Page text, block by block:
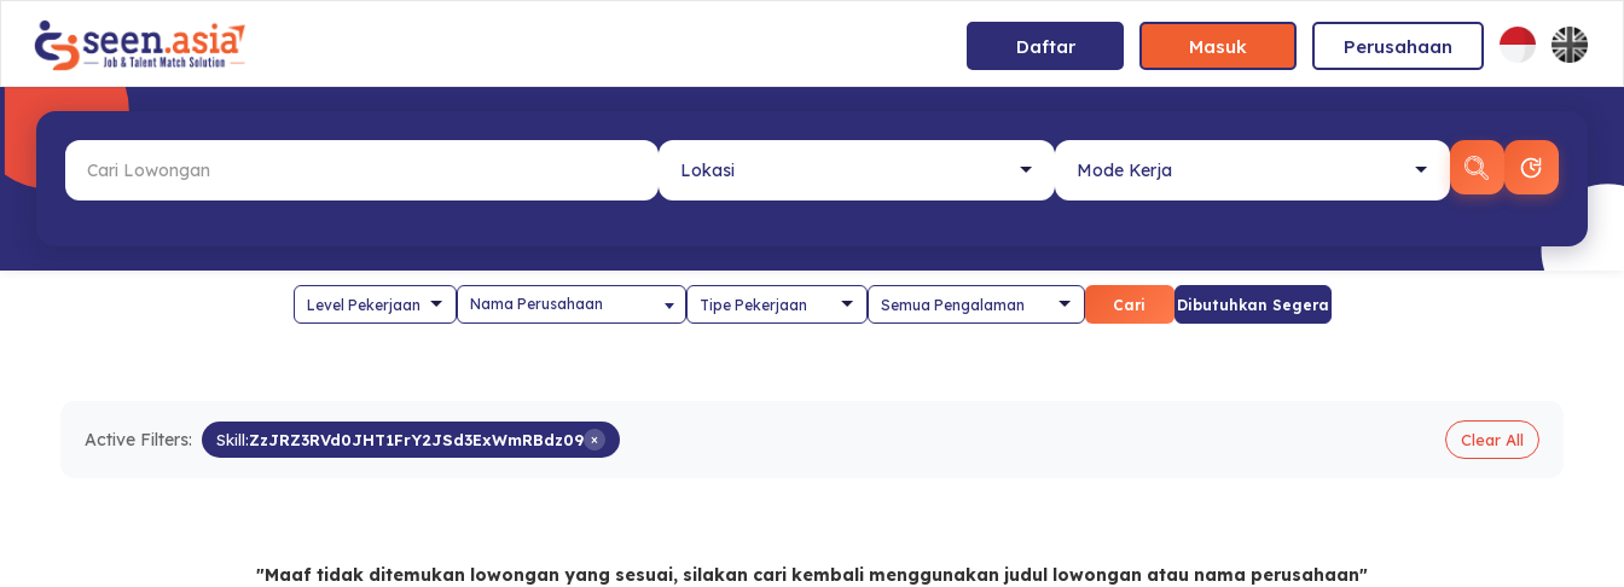
Daftar Masuk Perusahaan
Nama Perusahaan Cari Dibutuhkan Segera
Active Filters: Skill:ZzJRZ3RVd0JHT1FrY2JSd3ExWmRBdz09 × Clear All
"Maaf tidak ditemukan lowongan yang sesuai, silakan cari kembali menggunakan judul lowongan atau nama perusahaan"